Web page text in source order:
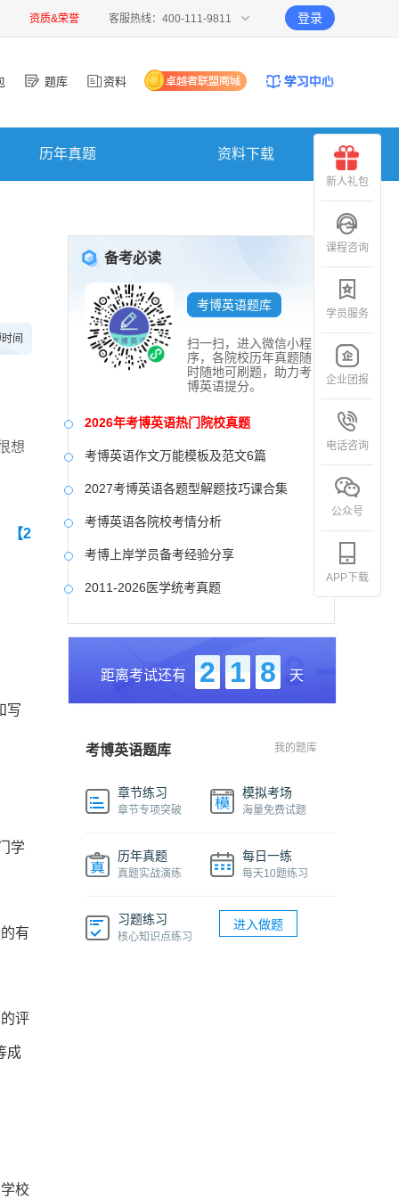
资质&荣誉 客服热线：400-111-9811 登录
题库 资料
历年真题 资料下载
间
想
【2
写
学
有
评
成
校
备考必读
考博英语题库
扫一扫，进入微信小程
序，各院校历年真题随
时随地可刷题，助力考
博英语提分。
2026年考博英语热门院校真题
考博英语作文万能模板及范文6篇
2027考博英语各题型解题技巧课合集
考博英语各院校考情分析
考博上岸学员备考经验分享
2011-2026医学统考真题
中国社会科学院大学真题合集
国防科技大学历年真题
中央美术学院历年真题
距离考试还有 2 1 8 天
考博英语题库 我的题库
章节练习
章节专项突破
模拟考场
海量免费试题
历年真题
真题实战演练
每日一练
每天10题练习
习题练习
核心知识点练习
进入做题
新人礼包
课程咨询
学员服务
企业团报
电话咨询
公众号
APP下载